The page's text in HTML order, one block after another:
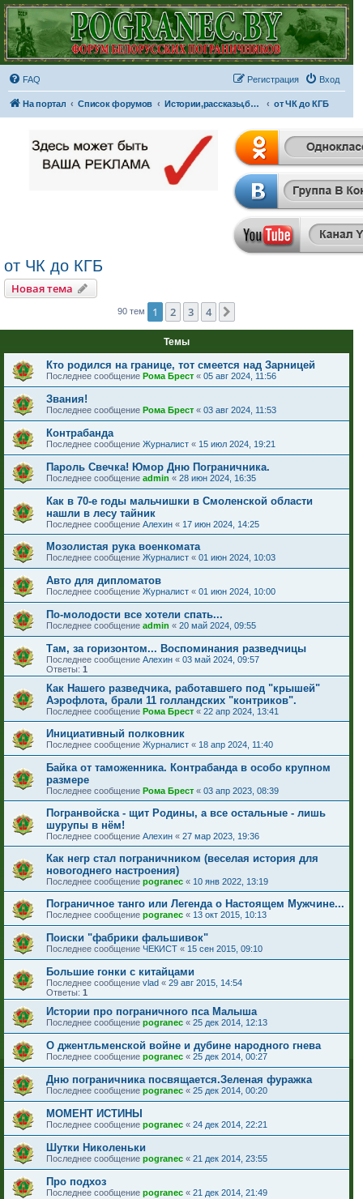
FAQ Вход
Регистрация
На портал Список форумов Истории,рассказы,байки,фильмы... от ЧК до КГБ
от ЧК до КГБ
Новая тема
90 тем 1 2 3 4
Темы
Кто родился на границе, тот смеется над Зарницей
Последнее сообщение Рома Брест « 05 авг 2024, 11:56
Звания!
Последнее сообщение Рома Брест « 03 авг 2024, 11:53
Контрабанда
Последнее сообщение Журналист « 15 июл 2024, 19:21
Пароль Свечка! Юмор Дню Пограничника.
Последнее сообщение admin « 28 июн 2024, 16:35
Как в 70-е годы мальчишки в Смоленской области
нашли в лесу тайник
Последнее сообщение Алехин « 17 июн 2024, 14:25
Мозолистая рука военкомата
Последнее сообщение Журналист « 01 июн 2024, 10:03
Авто для дипломатов
Последнее сообщение Журналист « 01 июн 2024, 10:00
По-молодости все хотели спать...
Последнее сообщение admin « 20 май 2024, 09:55
Там, за горизонтом... Воспоминания разведчицы
Последнее сообщение Алехин « 03 май 2024, 09:57
Ответы: 1
Как Нашего разведчика, работавшего под "крышей"
Аэрофлота, брали 11 голландских "контриков".
Последнее сообщение Рома Брест « 22 апр 2024, 13:41
Инициативный полковник
Последнее сообщение Журналист « 18 апр 2024, 11:40
Байка от таможенника. Контрабанда в особо крупном
размере
Последнее сообщение Рома Брест « 03 апр 2023, 08:39
Погранвойска - щит Родины, а все остальные - лишь
шурупы в нём!
Последнее сообщение Алехин « 27 мар 2023, 19:36
Как негр стал пограничником (веселая история для
новогоднего настроения)
Последнее сообщение pogranec « 10 янв 2022, 13:19
Пограничное танго или Легенда о Настоящем Мужчине...
Последнее сообщение pogranec « 13 окт 2015, 10:13
Поиски "фабрики фальшивок"
Последнее сообщение ЧЕКИСТ « 15 сен 2015, 09:10
Большие гонки с китайцами
Последнее сообщение vlad « 29 авг 2015, 14:54
Ответы: 1
Истории про пограничного пса Малыша
Последнее сообщение pogranec « 25 дек 2014, 12:13
О джентльменской войне и дубине народного гнева
Последнее сообщение pogranec « 25 дек 2014, 00:27
Дню пограничника посвящается.Зеленая фуражка
Последнее сообщение pogranec « 25 дек 2014, 00:20
МОМЕНТ ИСТИНЫ
Последнее сообщение pogranec « 24 дек 2014, 22:21
Шутки Николеньки
Последнее сообщение pogranec « 21 дек 2014, 23:55
Про подхоз
Последнее сообщение pogranec « 21 дек 2014, 21:49